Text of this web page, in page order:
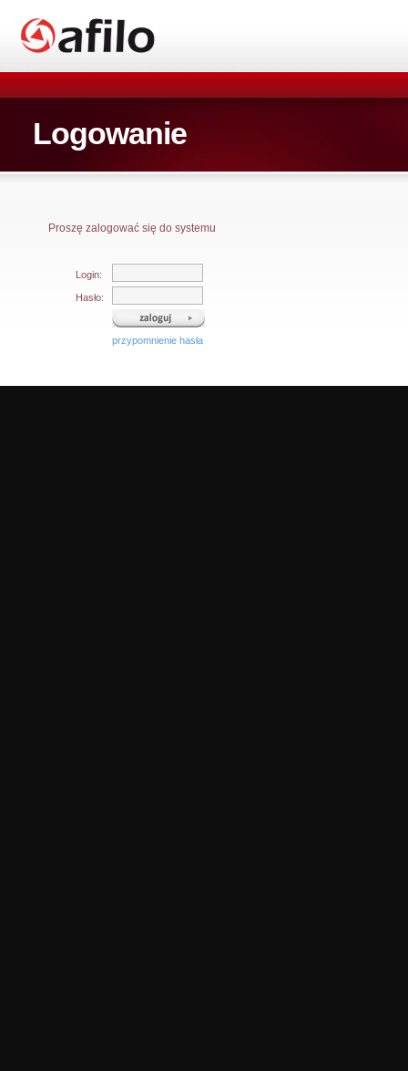
Logowanie
Proszę zalogować się do systemu
Login:
Hasło:
przypomnienie hasła